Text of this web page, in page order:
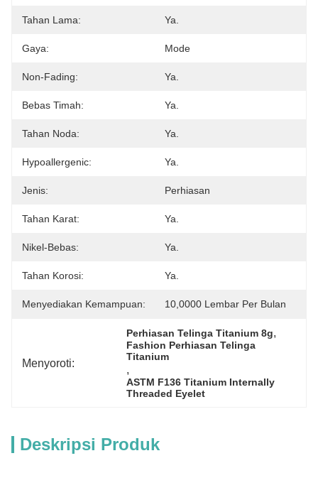
Tahan Lama: Ya.
Gaya: Mode
Non-Fading: Ya.
Bebas Timah: Ya.
Tahan Noda: Ya.
Hypoallergenic: Ya.
Jenis: Perhiasan
Tahan Karat: Ya.
Nikel-Bebas: Ya.
Tahan Korosi: Ya.
Menyediakan Kemampuan: 10,0000 Lembar Per Bulan
Menyoroti:
Perhiasan Telinga Titanium 8g,
Fashion Perhiasan Telinga
Titanium
,
ASTM F136 Titanium Internally
Threaded Eyelet
Deskripsi Produk